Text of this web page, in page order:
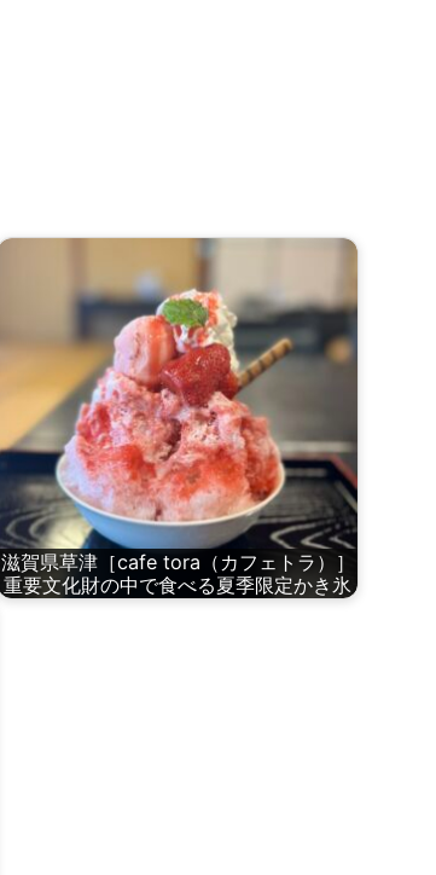
滋賀県草津［cafe tora（カフェトラ）］
重要文化財の中で食べる夏季限定かき氷